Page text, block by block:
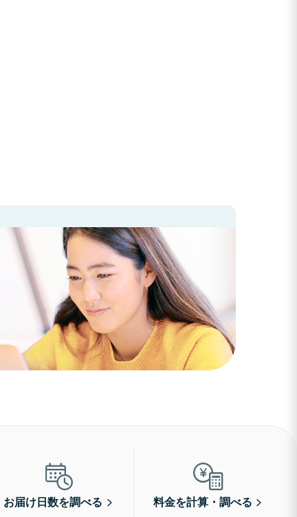
お届け日数を調べる 料金を計算・調べる